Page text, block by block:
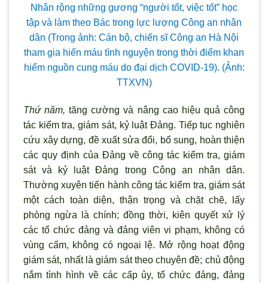
Nhân rộng những gương “người tốt, việc tốt” học
tập và làm theo Bác trong lực l ượng Công an nhân
dân (Trong ảnh: Cán bộ, chiến sĩ Công an Hà Nội
tham gia hiến máu tình nguyện trong thời điểm khan
hiếm nguồn cung máu do đại dịch COVID-19). (Ảnh:
TTXVN)
Thứ năm, tăng cường và nâng cao hiệu quả công
tác kiểm tra, giám sát, kỷ luật Đảng. Tiếp tục nghiên
cứu xây dựng, đề xuất sửa đổi, bổ sung, hoàn thiện
các quy định của Đảng về công tác kiểm tra, giám
sát và kỷ luật Đảng trong Công an nhân dân.
Thường xuyên tiến hành công tác kiểm tra, giám sát
một cách toàn diện, thận trọng và chặt chẽ, lấy
phòng ngừa là chính; đồng thời, kiên quyết xử lý
các tổ chức đảng và đảng viên vi phạm, không có
vùng cấm, không có ngoại lệ. Mở rộng hoạt động
giám sát, nhất là giám sát theo chuyên đề; chủ động
nắm tình hình về các cấp ủy, tổ chức đảng, đảng